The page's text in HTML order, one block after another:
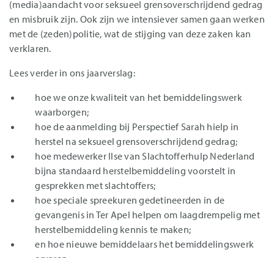
(media)aandacht voor seksueel grensoverschrijdend gedrag
en misbruik zijn. Ook zijn we intensiever samen gaan werken
met de (zeden)politie, wat de stijging van deze zaken kan
verklaren.
Lees verder in ons jaarverslag:
hoe we onze kwaliteit van het bemiddelingswerk
waarborgen;
hoe de aanmelding bij Perspectief Sarah hielp in
herstel na seksueel grensoverschrijdend gedrag;
hoe medewerker Ilse van Slachtofferhulp Nederland
bijna standaard herstelbemiddeling voorstelt in
gesprekken met slachtoffers;
hoe speciale spreekuren gedetineerden in de
gevangenis in Ter Apel helpen om laagdrempelig met
herstelbemiddeling kennis te maken;
en hoe nieuwe bemiddelaars het bemiddelingswerk